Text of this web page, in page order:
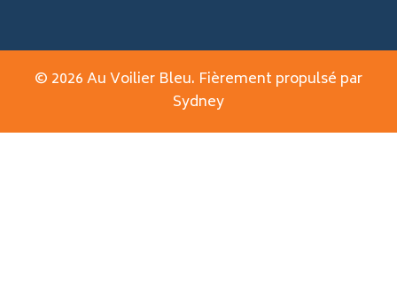
© 2026 Au Voilier Bleu. Fièrement propulsé par
Sydney